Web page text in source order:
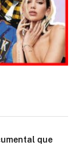
que